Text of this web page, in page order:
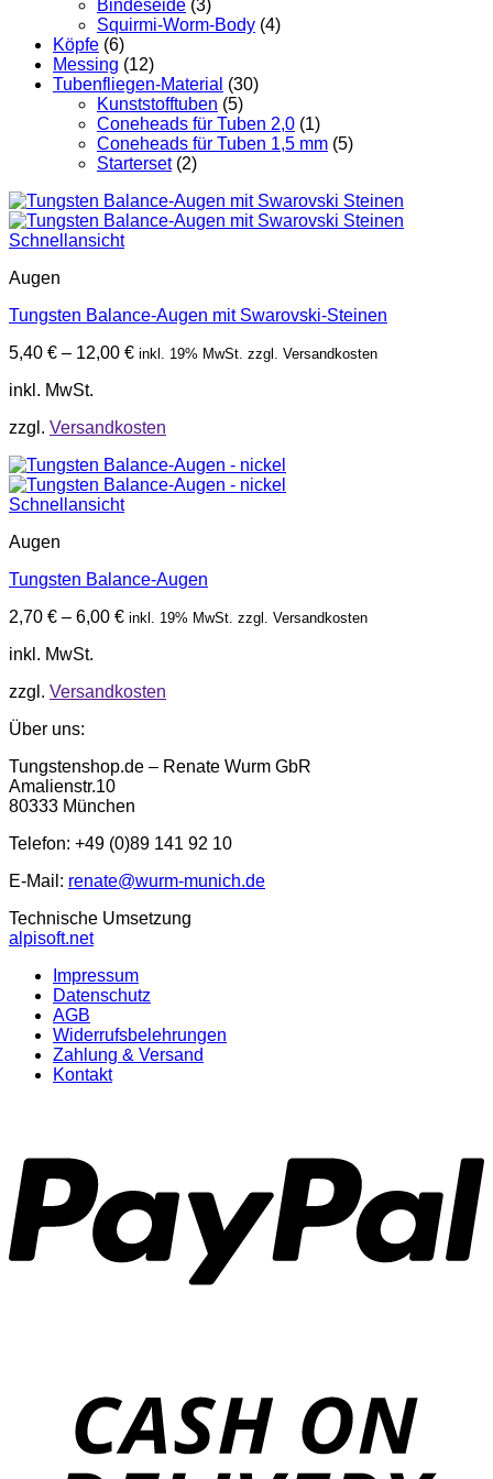
Bindeseide (3)
Squirmi-Worm-Body (4)
Köpfe (6)
Messing (12)
Tubenfliegen-Material (30)
Kunststofftuben (5)
Coneheads für Tuben 2,0 (1)
Coneheads für Tuben 1,5 mm (5)
Starterset (2)
Schnellansicht
Augen
Tungsten Balance-Augen mit Swarovski-Steinen
5,40 € – 12,00 € inkl. 19% MwSt. zzgl. Versandkosten
inkl. MwSt.
zzgl. Versandkosten
Schnellansicht
Augen
Tungsten Balance-Augen
2,70 € – 6,00 € inkl. 19% MwSt. zzgl. Versandkosten
inkl. MwSt.
zzgl. Versandkosten
Über uns:
Tungstenshop.de – Renate Wurm GbR
Amalienstr.10
80333 München
Telefon: +49 (0)89 141 92 10
E-Mail: renate@wurm-munich.de
Technische Umsetzung
alpisoft.net
Impressum
Datenschutz
AGB
Widerrufsbelehrungen
Zahlung & Versand
Kontakt